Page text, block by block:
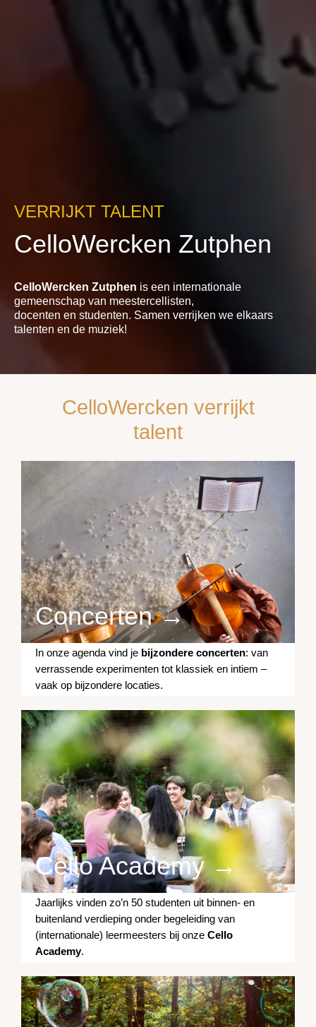
VERRIJKT TALENT
CelloWercken Zutphen
CelloWercken Zutphen is een internationale
gemeenschap van meestercellisten,
docenten en studenten. Samen verrijken we elkaars
talenten en de muziek!
CelloWercken verrijkt
talent
Concerten →
In onze agenda vind je bijzondere concerten: van
verrassende experimenten tot klassiek en intiem –
vaak op bijzondere locaties.
Cello Academy →
Jaarlijks vinden zo’n 50 studenten uit binnen- en
buitenland verdieping onder begeleiding van
(internationale) leermeesters bij onze Cello
Academy.